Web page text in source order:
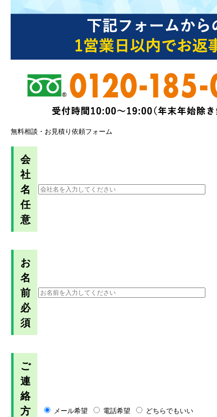
無料相談・お見積り依頼フォーム
会
社
名
任
意
お
名
前
必
須
ご
連
絡
方
メール希望 電話希望 どちらでもいい